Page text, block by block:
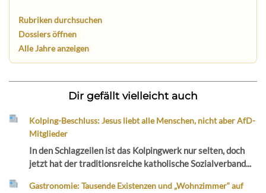
Rubriken durchsuchen
Dossiers öffnen
Alle Jahre anzeigen
Dir gefällt vielleicht auch
Kolping-Beschluss: Jesus liebt alle Menschen, nicht aber AfD-
Mitglieder
In den Schlagzeilen ist das Kolpingwerk nur selten, doch
jetzt hat der traditionsreiche katholische Sozialverband...
Gastronomie: Tausende Existenzen und „Wohnzimmer“ auf